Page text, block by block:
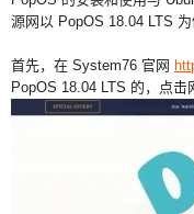
源网以 PopOS 18.04 LTS
首先，在 System76 官网
PopOS 18.04 LTS 的，点击